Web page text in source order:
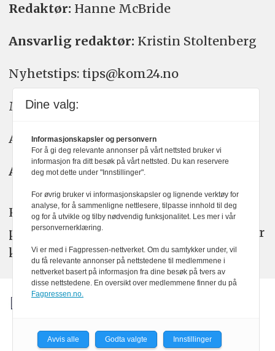
Redaktør: Hanne McBride
Ansvarlig redaktør: Kristin Stoltenberg
Nyhetstips: tips@kom24.no
Meninger: meninger@kom24.no
Annonse: annonse@watchmedia.no
Abonnement:kom24@watchmedia.no
KOM24 arbeider etter Vær Varsom-
plakatens regler for god presseskikk. Her
kan du lese mer omPFUsarbeid.
Dine valg:
Informasjonskapsler og personvern
For å gi deg relevante annonser på vårt nettsted bruker vi
informasjon fra ditt besøk på vårt nettsted. Du kan reservere
deg mot dette under "Innstillinger".
For øvrig bruker vi informasjonskapsler og lignende verktøy for
analyse, for å sammenligne nettlesere, tilpasse innhold til deg
og for å utvikle og tilby nødvendig funksjonalitet. Les mer i vår
personvernerklæring.
Vi er med i Fagpressen-nettverket. Om du samtykker under, vil
du få relevante annonser på nettstedene til medlemmene i
nettverket basert på informasjon fra dine besøk på tvers av
disse nettstedene. En oversikt over medlemmene finner du på
Fagpressen.no.
Avvis alle Godta valgte Innstillinger